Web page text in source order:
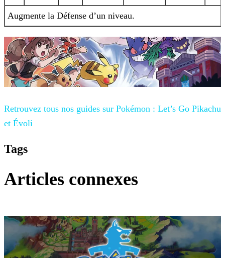
Augmente la Défense d’un niveau.
Retrouvez tous nos guides sur Pokémon : Let’s Go Pikachu
et Évoli
Tags
Articles connexes